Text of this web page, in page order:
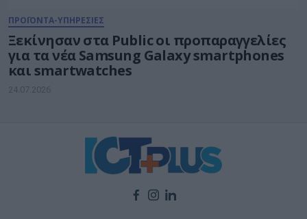
ΠΡΟΪΟΝΤΑ-ΥΠΗΡΕΣΙΕΣ
Ξεκίνησαν στα Public οι προπαραγγελίες
για τα νέα Samsung Galaxy smartphones
και smartwatches
24.07.2026